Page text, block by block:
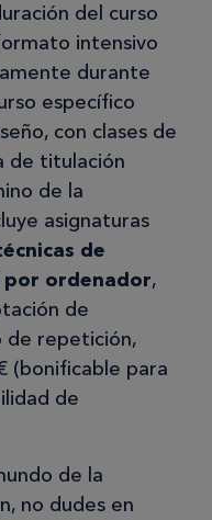
del curso
intensivo
durante
específico
con clases de
de titulación
de la
asignaturas
de
ordenador,
de
de repetición,
(bonificable para
de
de la
no dudes en